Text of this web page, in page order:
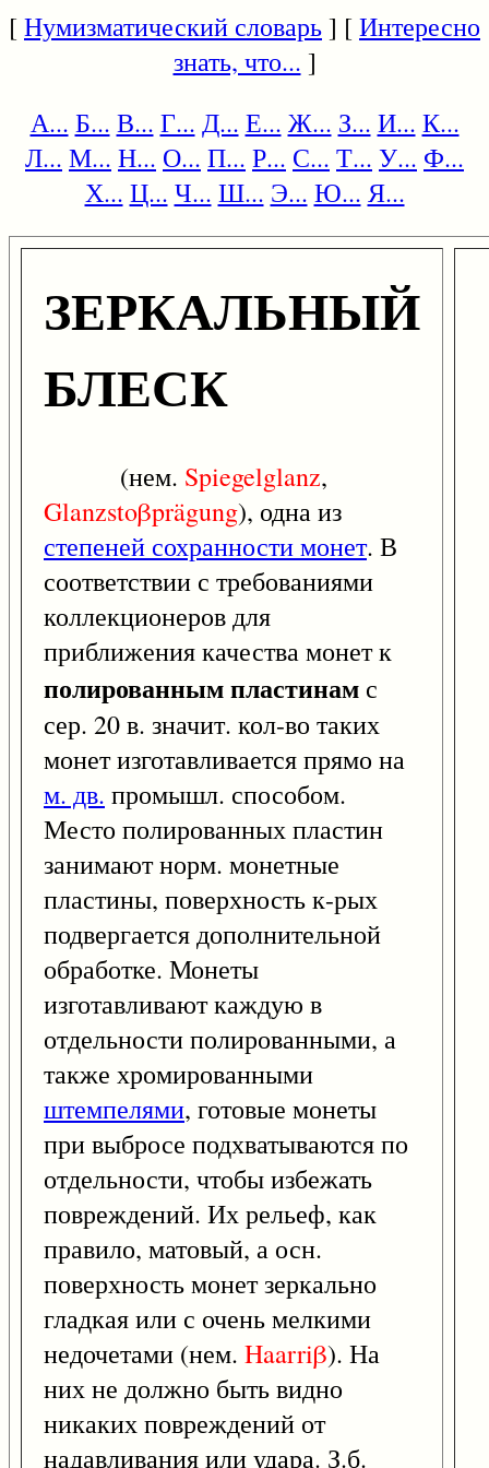
[Нумизматический словарь] [Интересно
знать, что... ]
А... Б... В... Г... Д... Е... Ж... З... И... К...
Л... М... Н... О... П... Р... С... Т... У... Ф...
Х... Ц... Ч... Ш... Э... Ю... Я...
ЗЕРКАЛЬНЫЙ
БЛЕСК
(нем. Spiegelglanz,
Glanzstoβprägung), одна из
степеней сохранности монет. В
соответствии с требованиями
коллекционеров для
приближения качества монет к
полированным пластинам с
сер. 20 в. значит. кол-во таких
монет изготавливается прямо на
м. дв. промышл. способом.
Место полированных пластин
занимают норм. монетные
пластины, поверхность к-рых
подвергается дополнительной
обработке. Монеты
изготавливают каждую в
отдельности полированными, а
также хромированными
штемпелями, готовые монеты
при выбросе подхватываются по
отдельности, чтобы избежать
повреждений. Их рельеф, как
правило, матовый, а осн.
поверхность монет зеркально
гладкая или с очень мелкими
недочетами (нем. Haarriβ). На
них не должно быть видно
никаких повреждений от
надавливания или удара. З.б.